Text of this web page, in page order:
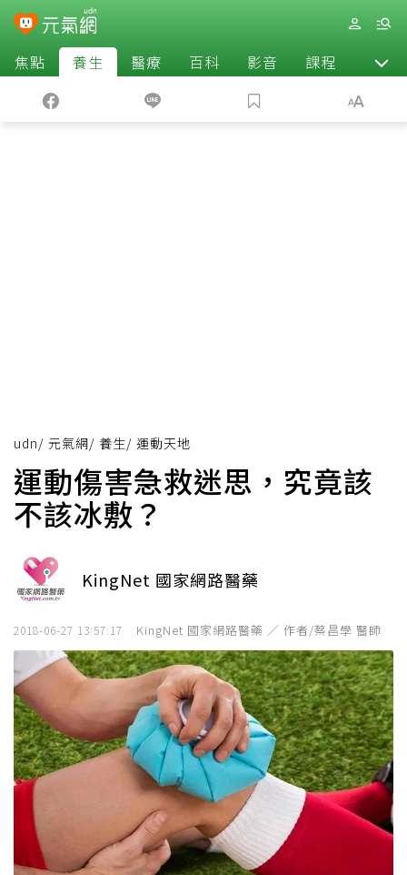
焦點 養生 醫療 百科 影音 課程 退休
udn/ 元氣網/ 養生/ 運動天地
運動傷害急救迷思，究竟該
不該冰敷？
KingNet 國家網路醫藥
2018-06-27 13:57:17 KingNet 國家網路醫藥 ／ 作者/蔡昌學 醫師